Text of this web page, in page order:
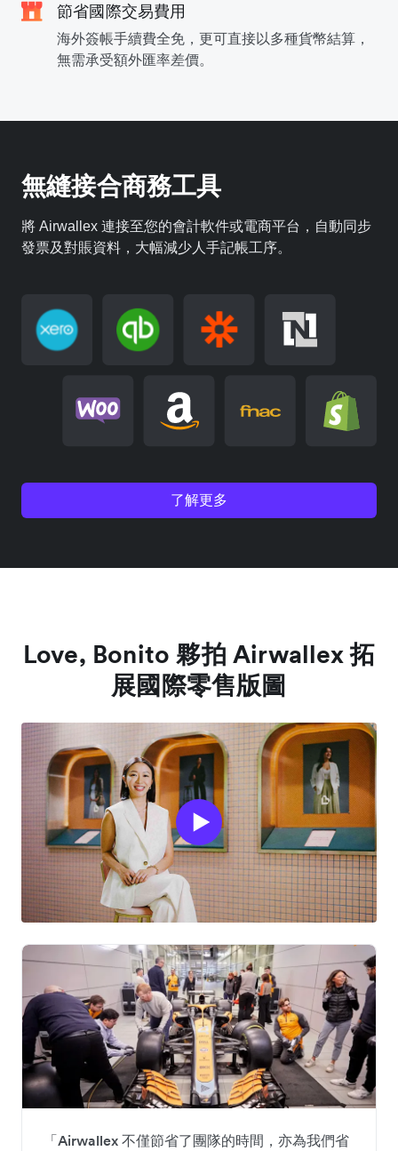
節省國際交易費用
海外簽帳手續費全免，更可直接以多種貨幣結算，
無需承受額外匯率差價。
無縫接合商務工具
將 Airwallex 連接至您的會計軟件或電商平台，自動同步
發票及對賬資料，大幅減少人手記帳工序。
了解更多
Love, Bonito 夥拍 Airwallex 拓
展國際零售版圖
「Airwallex 不僅節省了團隊的時間，亦為我們省